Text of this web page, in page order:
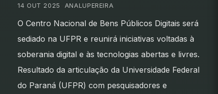
14 OUT 2025 ANALUPEREIRA
O Centro Nacional de Bens Públicos Digitais será
sediado na UFPR e reunirá iniciativas voltadas à
soberania digital e às tecnologias abertas e livres.
Resultado da articulação da Universidade Federal
do Paraná (UFPR) com pesquisadores e